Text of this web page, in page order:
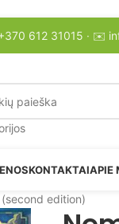
612 31015 · ✉️
KONTAKTAIAPIE
(second edition)